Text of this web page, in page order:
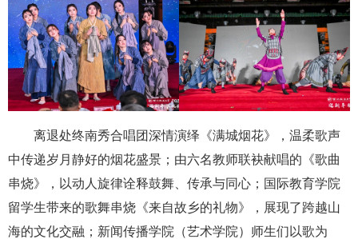
离退处终南秀合唱团深情演绎《满城烟花》，温柔歌声
中传递岁月静好的烟花盛景；由六名教师联袂献唱的《歌曲
串烧》，以动人旋律诠释鼓舞、传承与同心；国际教育学院
留学生带来的歌舞串烧《来自故乡的礼物》，展现了跨越山
海的文化交融；新闻传播学院（艺术学院）师生们以歌为